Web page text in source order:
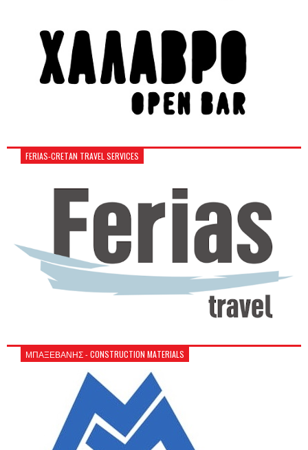
FERIAS-CRETAN TRAVEL SERVICES
ΜΠΑΞΕΒΑΝΗΣ - CONSTRUCTION MATERIALS